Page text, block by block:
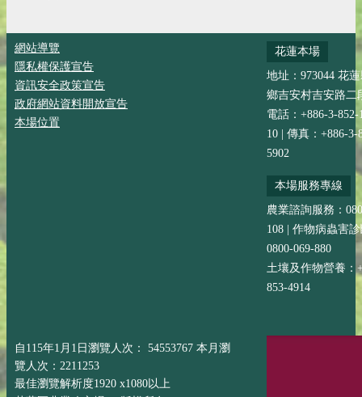
網站導覽
隱私權保護宣告
資訊安全政策宣告
政府網站資料開放宣告
本場位置
花蓮本場
地址：973044 花
鄉吉安村吉安路二
電話：+886-3-852-
10 | 傳真：+886-3-
5902
本場服務專線
農業諮詢服務：
108 | 作物病蟲害
0800-069-880
土壤及作物營養：
853-4914
自115年1月1日瀏覽人次： 54553767 本月瀏
覽人次：2211253
最佳瀏覽解析度1920 x1080以上